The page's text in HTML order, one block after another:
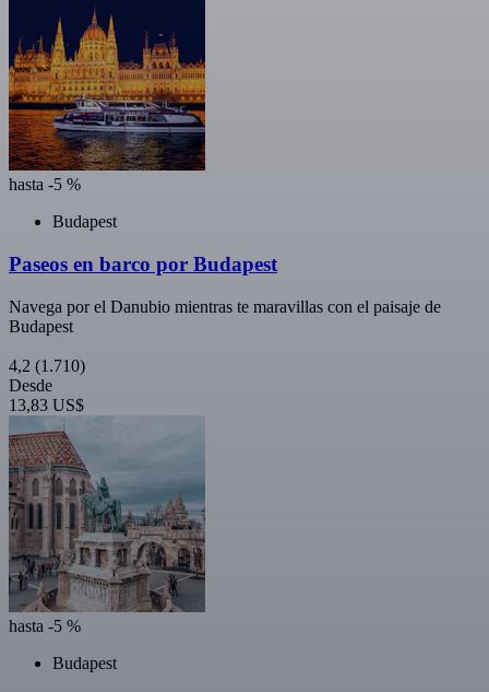
hasta -5 %
Budapest
Paseos en barco por Budapest
Navega por el Danubio mientras te maravillas con el paisaje de
Budapest
4,2 (1.710)
Desde
13,83 US$
hasta -5 %
Budapest